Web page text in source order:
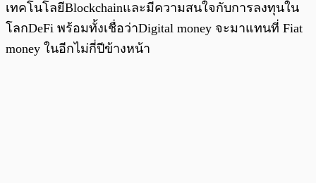
เทคโนโลยีBlockchainและมีความสนใจกับการลงทุนใน
โลกDeFi พร้อมทั้งเชื่อว่าDigital money จะมาแทนที่ Fiat
money ในอีกไม่กี่ปีข้างหน้า